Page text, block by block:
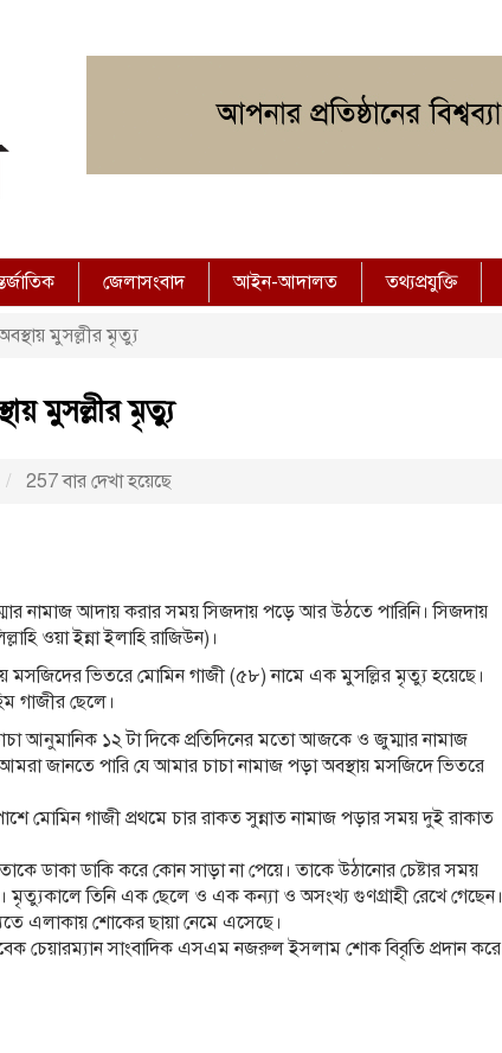
জেলাসংবাদ আইন-আদালত তথ্যপ্রযুক্তি
মুসল্লীর মৃত্যু
মুসল্লীর মৃত্যু
257 বার দেখা হয়েছে
নামাজ আদায় করার সময় সিজদায় পড়ে আর উঠতে পারিনি। সিজদায়
ওয়া ইন্না ইলাহি রাজিউন)।
ভিতরে মোমিন গাজী (৫৮) নামে এক মুসল্লির মৃত্যু হয়েছে।
গাজীর ছেলে।
আনুমানিক ১২ টা দিকে প্রতিদিনের মতো আজকে ও জুম্মার নামাজ
জানতে পারি যে আমার চাচা নামাজ পড়া অবস্থায় মসজিদে ভিতরে
মোমিন গাজী প্রথমে চার রাকত সুন্নাত নামাজ পড়ার সময় দুই রাকাত
ডাকা ডাকি করে কোন সাড়া না পেয়ে। তাকে উঠানোর চেষ্টার সময়
মৃত্যুকালে তিনি এক ছেলে ও এক কন্যা ও অসংখ্য গুণগ্রাহী রেখে গেছেন।
এলাকায় শোকের ছায়া নেমে এসেছে।
চেয়ারম্যান সাংবাদিক এসএম নজরুল ইসলাম শোক বিবৃতি প্রদান করে